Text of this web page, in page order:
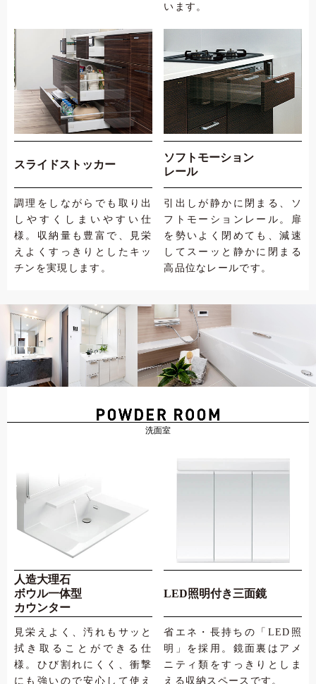
います。
スライドストッカー
調理をしながらでも取り出
しやすくしまいやすい仕
様。収納量も豊富で、見栄
えよくすっきりとしたキッ
チンを実現します。
ソフトモーション
レール
引出しが静かに閉まる、ソ
フトモーションレール。扉
を勢いよく閉めても、減速
してスーッと静かに閉まる
高品位なレールです。
人造大理石
ボウル一体型
カウンター
見栄えよく、汚れもサッと
拭き取ることができる仕
様。ひび割れにくく、衝撃
にも強いので安心して使え
LED照明付き三面鏡
省エネ・長持ちの「LED照
明」を採用。鏡面裏はアメ
ニティ類をすっきりとしま
える収納スペースです。